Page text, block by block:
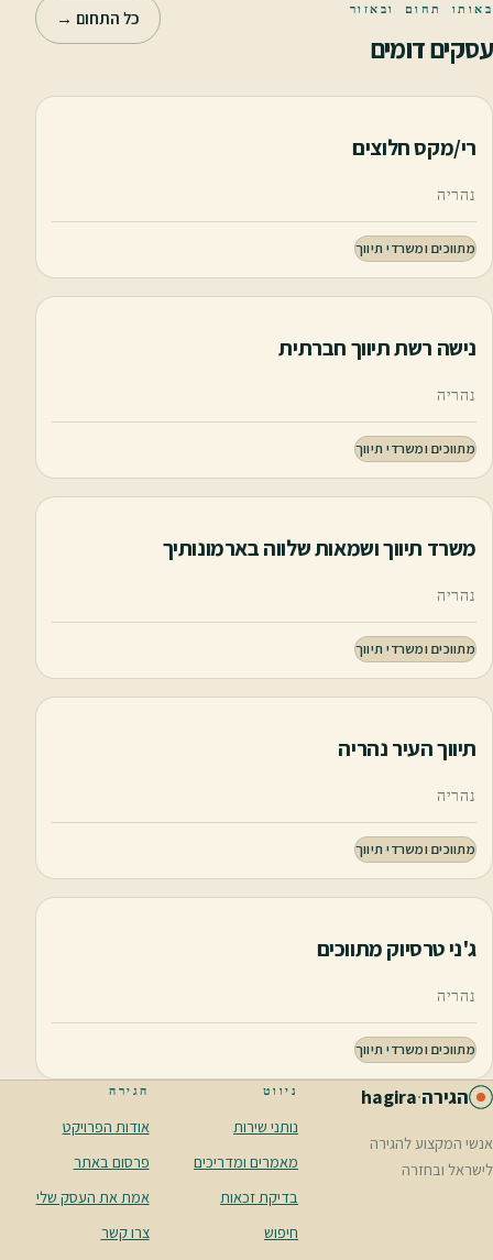
באותו תחום ובאזור
עסקים דומים
כל התחום →
רי/מקס חלוצים
נהריה
מתווכים ומשרדי תיווך
נישה רשת תיווך חברתית
נהריה
מתווכים ומשרדי תיווך
משרד תיווך ושמאות שלווה בארמונותיך
נהריה
מתווכים ומשרדי תיווך
תיווך העיר נהריה
נהריה
מתווכים ומשרדי תיווך
ג'ני טרסיוק מתווכים
נהריה
מתווכים ומשרדי תיווך
הגירה·
hagira
אנשי המקצוע להגירה
לישראל ובחזרה
ניווט
נותני שירות
מאמרים ומדריכים
בדיקת זכאות
חיפוש
הגירה
אודות הפרויקט
פרסום באתר
אמת את העסק שלי
צרו קשר